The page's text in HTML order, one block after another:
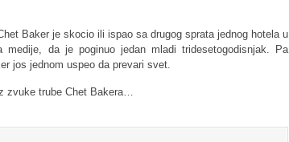
Baker je skocio ili ispao sa drugog sprata jednog hotela u
medije, da je poginuo jedan mladi tridesetogodisnjak. Pa
jos jednom uspeo da prevari svet.
zvuke trube Chet Bakera…